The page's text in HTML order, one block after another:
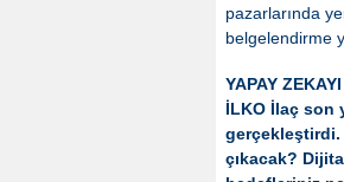
pazarlarında
belgelendirme
YAPAY
İLKO İlaç son
gerçekleştirdi.
çıkacak?